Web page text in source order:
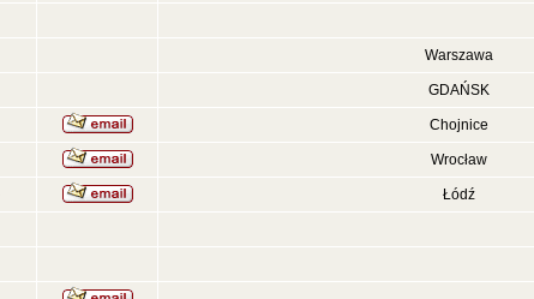
Warszawa
GDAŃSK
Chojnice
Wrocław
Łódź